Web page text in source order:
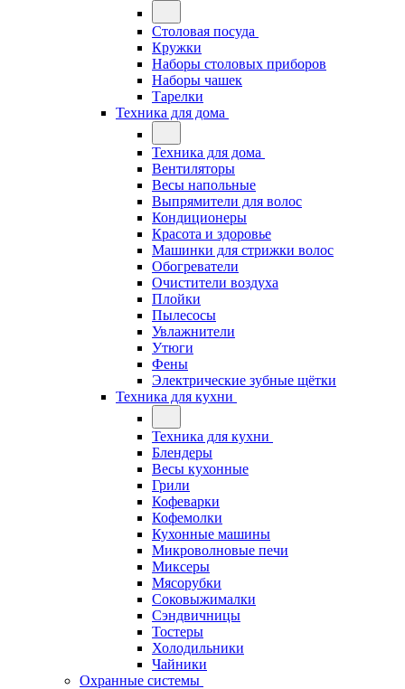
Столовая посуда
Кружки
Наборы столовых приборов
Наборы чашек
Тарелки
Техника для дома
Техника для дома
Вентиляторы
Весы напольные
Выпрямители для волос
Кондиционеры
Красота и здоровье
Машинки для стрижки волос
Обогреватели
Очистители воздуха
Плойки
Пылесосы
Увлажнители
Утюги
Фены
Электрические зубные щётки
Техника для кухни
Техника для кухни
Блендеры
Весы кухонные
Грили
Кофеварки
Кофемолки
Кухонные машины
Микроволновые печи
Миксеры
Мясорубки
Соковыжималки
Сэндвичницы
Тостеры
Холодильники
Чайники
Охранные системы